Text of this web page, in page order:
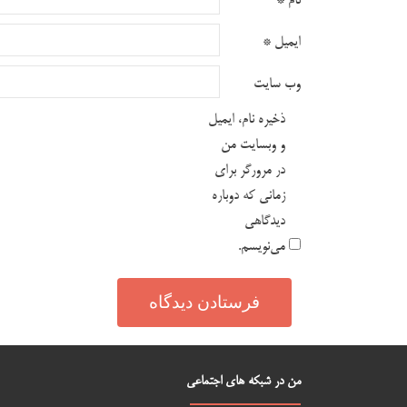
ایمیل *
وب‌ سایت
ذخیره نام، ایمیل
و وبسایت من
در مرورگر برای
زمانی که دوباره
دیدگاهی
می‌نویسم.
من در شبکه های اجتماعی